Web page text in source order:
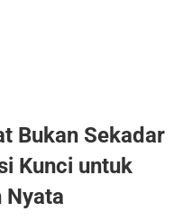
Bukan Sekadar
Kunci untuk
Nyata